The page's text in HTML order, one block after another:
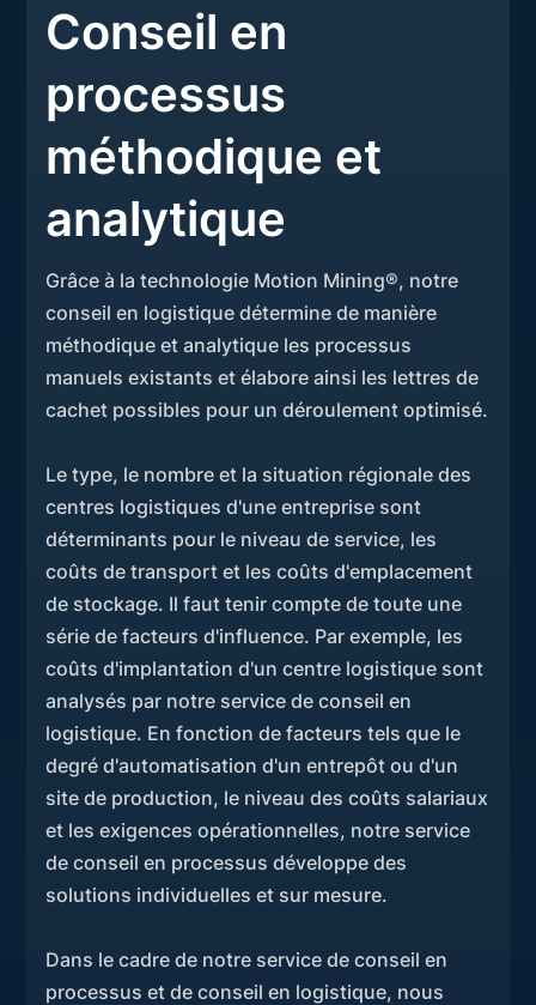
Conseil en
processus
méthodique et
analytique
Grâce à la technologie Motion Mining®, notre
conseil en logistique détermine de manière
méthodique et analytique les processus
manuels existants et élabore ainsi les lettres de
cachet possibles pour un déroulement optimisé.
Le type, le nombre et la situation régionale des
centres logistiques d'une entreprise sont
déterminants pour le niveau de service, les
coûts de transport et les coûts d'emplacement
de stockage. Il faut tenir compte de toute une
série de facteurs d'influence. Par exemple, les
coûts d'implantation d'un centre logistique sont
analysés par notre service de conseil en
logistique. En fonction de facteurs tels que le
degré d'automatisation d'un entrepôt ou d'un
site de production, le niveau des coûts salariaux
et les exigences opérationnelles, notre service
de conseil en processus développe des
solutions individuelles et sur mesure.
Dans le cadre de notre service de conseil en
processus et de conseil en logistique, nous